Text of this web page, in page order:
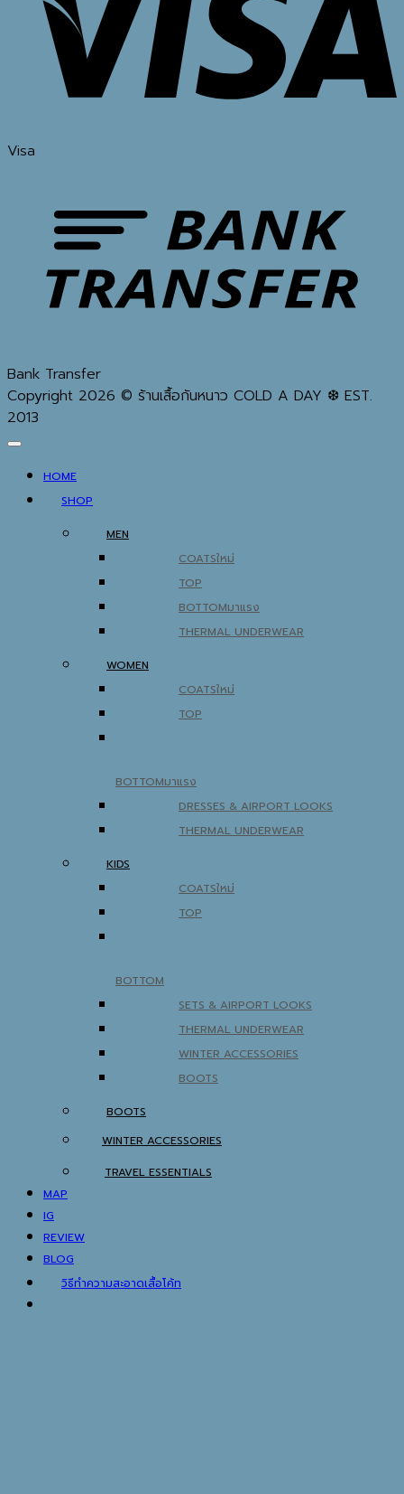
Visa
Bank Transfer
Copyright 2026 © ร้านเสื้อกันหนาว COLD A DAY ❆ EST.
2013
HOME
SHOP
MEN
COATS
TOP
BOTTOM
THERMAL UNDERWEAR
WOMEN
COATS
TOP
BOTTOM
DRESSES & AIRPORT LOOKS
THERMAL UNDERWEAR
KIDS
COATS
TOP
BOTTOM
SETS & AIRPORT LOOKS
THERMAL UNDERWEAR
WINTER ACCESSORIES
BOOTS
BOOTS
WINTER ACCESSORIES
TRAVEL ESSENTIALS
MAP
IG
REVIEW
BLOG
วิธีทำความสะอาดเสื้อโค้ท